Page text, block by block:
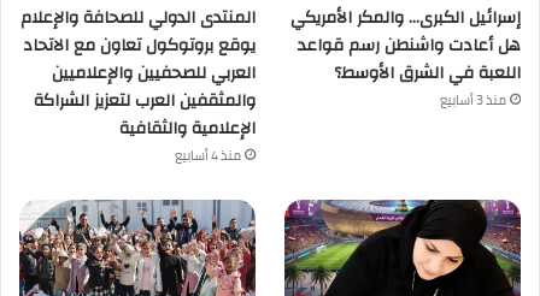
إسرائيل الكبرى… والمكر الأمريكي
هل أعادت واشنطن رسم قواعد
اللعبة في الشرق الأوسط؟
منذ 3 أسابيع
المنتدى الدولي للصحافة والإعلام
يوقع بروتوكول تعاون مع الاتحاد
العربي للصحفيين والإعلاميين
والمثقفين العرب لتعزيز الشراكة
الإعلامية والثقافية
منذ 4 أسابيع